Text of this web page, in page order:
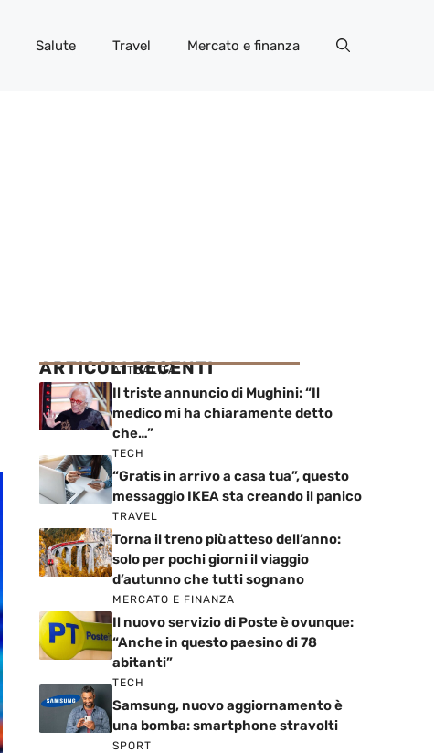
Salute Travel Mercato e finanza
ARTICOLI RECENTI
ATTUALITÀ
Il triste annuncio di Mughini: “Il
medico mi ha chiaramente detto
che…”
TECH
“Gratis in arrivo a casa tua”, questo
messaggio IKEA sta creando il panico
TRAVEL
Torna il treno più atteso dell’anno:
solo per pochi giorni il viaggio
d’autunno che tutti sognano
MERCATO E FINANZA
Il nuovo servizio di Poste è ovunque:
“Anche in questo paesino di 78
abitanti”
TECH
Samsung, nuovo aggiornamento è
una bomba: smartphone stravolti
SPORT